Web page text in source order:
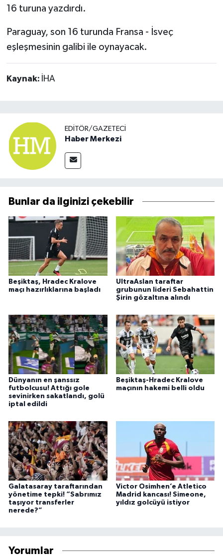
16 turuna yazdırdı.
Paraguay, son 16 turunda Fransa - İsveç
eşleşmesinin galibi ile oynayacak.
Kaynak: İHA
EDITÖR/GAZETECI
Haber Merkezi
Bunlar da ilginizi çekebilir
Beşiktaş, Hradec Kralove
maçı hazırlıklarına başladı
UltraAslan taraftar
grubunun lideri Sebahattin
Şirin gözaltına alındı
Dünyanın en şanssız
futbolcusu! Attığı gole
sevinirken sakatlandı, golü
iptal edildi
Beşiktaş-Hradec Kralove
maçının hakemi belli oldu
Galatasaray taraftarından
yönetime tepki! “Sabrımız
taşıyor transferler
nerede?”
Victor Osimhen’e Atletico
Madrid kancası! Simeone,
yıldız golcüyü istiyor
Yorumlar